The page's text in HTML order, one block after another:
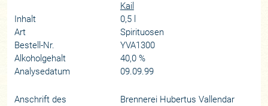
Kail
Inhalt
0,5 l
Art
Spirituosen
Bestell-Nr.
YVA1300
Alkoholgehalt
40,0 %
Analysedatum
09.09.99
Anschrift des
Brennerei Hubertus Vallendar